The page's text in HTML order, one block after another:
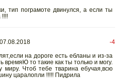
тип пограмоте двинулся, а если ты
!!!!
-4
на дороге есть ебланы и из-за
времяЮ то такие как ты только и могу.
миру. Чтоб тебе тварина ебучая,всю
царалопли !!!!! Пидрила